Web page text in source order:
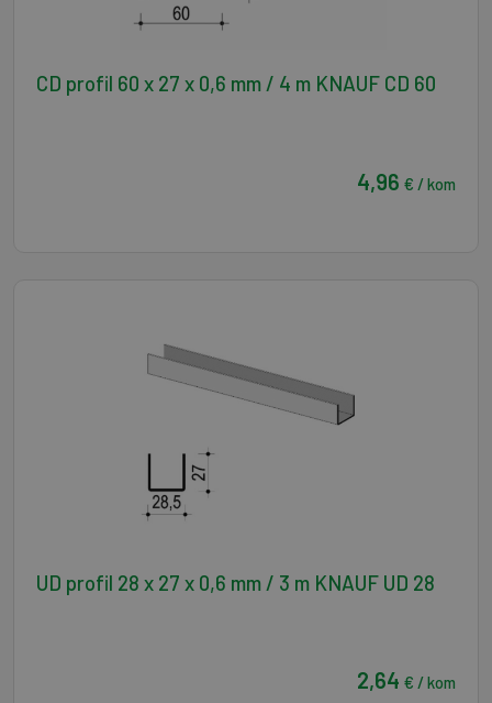
CD profil 60 x 27 x 0,6 mm / 4 m KNAUF CD 60
4,96 € / kom
UD profil 28 x 27 x 0,6 mm / 3 m KNAUF UD 28
2,64 € / kom